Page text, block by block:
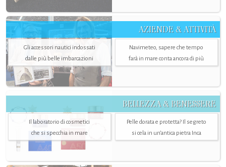
AZIENDE & ATTIVITÀ
Gli accessori nautici indossati
dalle più belle imbarcazioni
Navimeteo, sapere che tempo
farà in mare conta ancora di più
BELLEZZA & BENESSERE
Il laboratorio di cosmetici
che si specchia in mare
Pelle dorata e protetta? Il segreto
si cela in un’antica pietra Inca